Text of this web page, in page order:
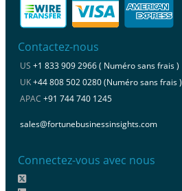
Contactez-nous
US +1 833 909 2966 ( Numéro sans frais )
UK+44 808 502 0280 (Numéro sans frais )
APAC +91 744 740 1245
sales@fortunebusinessinsights.com
Connectez-vous avec nous